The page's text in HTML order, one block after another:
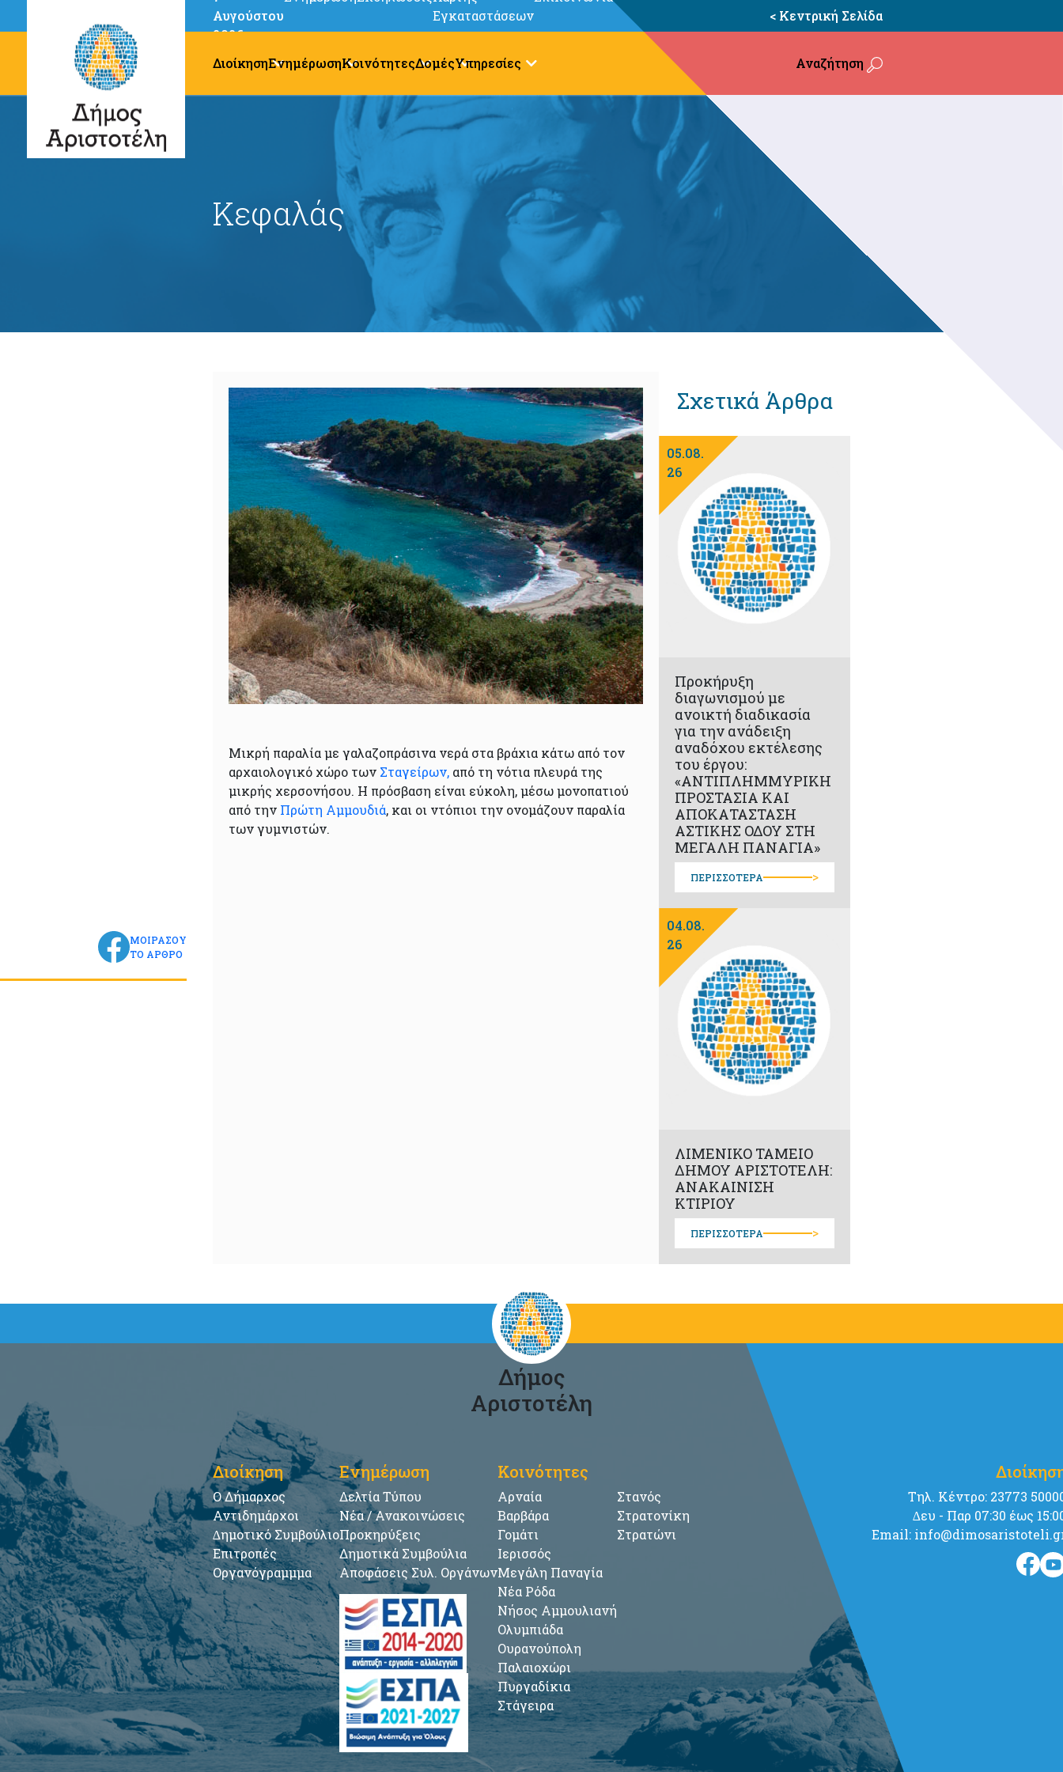
Αυγούστου
2026
Εγκαταστάσεων
< Κεντρική Σελίδα
ΔιοίκησηΕνημέρωσηΚοινότητεςΔομέςΥπηρεσίες Αναζήτηση
Κεφαλάς
Μικρή παραλία με γαλαζοπράσινα νερά στα βράχια κάτω από τον
αρχαιολογικό χώρο τωνΣταγείρων,από τη νότια πλευρά της
μικρής χερσονήσου. Η πρόσβαση είναι εύκολη, μέσω μονοπατιού
από την Πρώτη Αμμουδιά, και οι ντόπιοι την ονομάζουν παραλία
των γυμνιστών.
ΜΟΙΡΑΣΟΥ
ΤΟ ΑΡΘΡΟ
Σχετικά Άρθρα
05.08.
26
Προκήρυξη
διαγωνισμού με
ανοικτή διαδικασία
για την ανάδειξη
αναδόχου εκτέλεσης
του έργου:
«ΑΝΤΙΠΛΗΜΜΥΡΙΚΗ
ΠΡΟΣΤΑΣΙΑ ΚΑΙ
ΑΠΟΚΑΤΑΣΤΑΣΗ
ΑΣΤΙΚΗΣ ΟΔΟΥ ΣΤΗ
ΜΕΓΑΛΗ ΠΑΝΑΓΙΑ»
ΠΕΡΙΣΣΟΤΕΡΑ >
04.08.
26
ΛΙΜΕΝΙΚΟ ΤΑΜΕΙΟ
ΔΗΜΟΥ ΑΡΙΣΤΟΤΕΛΗ:
ΑΝΑΚΑΙΝΙΣΗ
ΚΤΙΡΙΟΥ
ΠΕΡΙΣΣΟΤΕΡΑ >
Δήμος
Αριστοτέλη
Διοίκηση
Ο Δήμαρχος
Αντιδημάρχοι
∆ημοτικό Συμβούλιο
Επιτροπές
Οργανόγραμμμα
Ενημέρωση
Δελτία Τύπου
Νέα / Ανακοινώσεις
Προκηρύξεις
Δημοτικά Συμβούλια
Αποφάσεις Συλ. Οργάνων
Κοινότητες
Αρναία
Βαρβάρα
Γομάτι
Ιερισσός
Μεγάλη Παναγία
Νέα Ρόδα
Νήσος Αμμουλιανή
Ολυμπιάδα
Ουρανούπολη
Παλαιοχώρι
Πυργαδίκια
Στάγειρα
Στανός
Στρατονίκη
Στρατώνι
Tηλ. Κέντρο: 23773
∆ευ - Παρ 07:30 έως
Email: